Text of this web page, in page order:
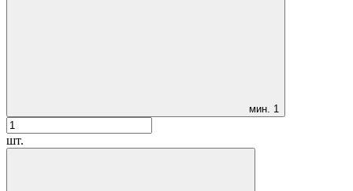
мин. 1
шт.